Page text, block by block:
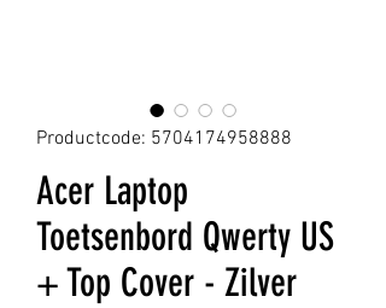
Productcode: 5704174958888
Acer Laptop
Toetsenbord Qwerty US
+ Top Cover - Zilver